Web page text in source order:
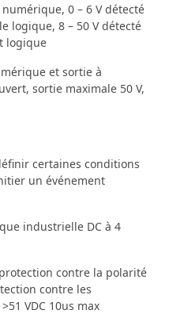
numérique, 0 – 6 V détecté
logique, 8 – 50 V détecté
logique
et sortie à
sortie maximale 50 V,
certaines conditions
un événement
industrielle DC à 4
protection contre la polarité
contre les
VDC 10us max